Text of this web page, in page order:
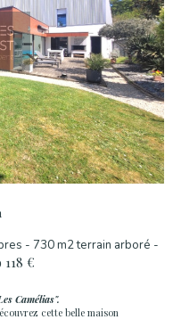
- 730 m2 terrain arboré -
118 €
Camélias".
cette belle maison